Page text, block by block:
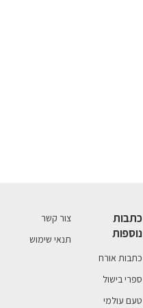
כתבות
נוספות
כתבות אורח
ספרי בישול
טעם עולמי
צור קשר
תנאי שימוש